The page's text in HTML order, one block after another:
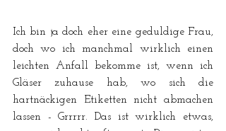
Ich bin ja doch eher eine geduldige Frau,
doch wo ich manchmal wirklich einen
leichten Anfall bekomme ist, wenn ich
Gläser zuhause hab, wo sich die
hartnäckigen Etiketten nicht abmachen
lassen - Grrrrr. Das ist wirklich etwas,